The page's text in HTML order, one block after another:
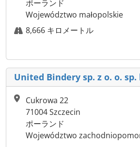
ポーランド
Województwo małopolskie
8,666 キロメートル
United Bindery sp. z o. o. sp.
Cukrowa 22
71004 Szczecin
ポーランド
Województwo